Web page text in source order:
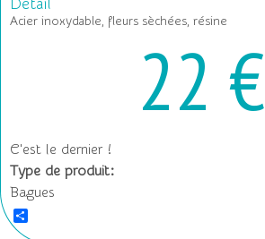
Détail
Acier inoxydable, fleurs sèchées, résine
22 €
C'est le dernier !
Type de produit:
Bagues